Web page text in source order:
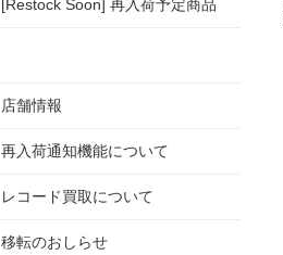
[Restock Soon] 再入荷予定商品
店舗情報
再入荷通知機能について
レコード買取について
移転のおしらせ